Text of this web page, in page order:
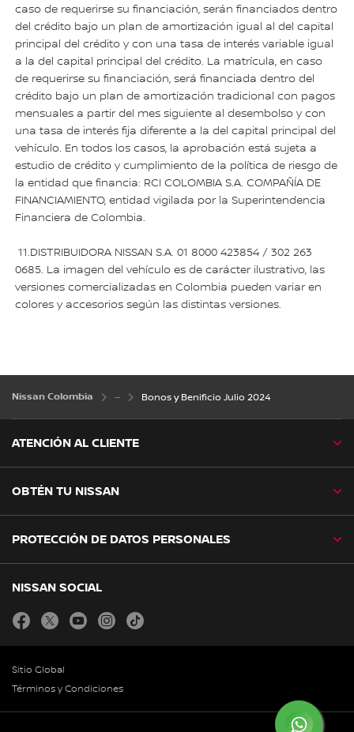
caso de requerirse su financiación, serán financiados dentro
del crédito bajo un plan de amortización igual al del capital
principal del crédito y con una tasa de interés variable igual
a la del capital principal del crédito. La matrícula, en caso
de requerirse su financiación, será financiada dentro del
crédito bajo un plan de amortización tradicional con pagos
mensuales a partir del mes siguiente al desembolso y con
una tasa de interés fija diferente a la del capital principal del
vehículo. En todos los casos, la aprobación está sujeta a
estudio de crédito y cumplimiento de la política de riesgo de
la entidad que financia: RCI COLOMBIA S.A. COMPAÑÍA DE
FINANCIAMIENTO, entidad vigilada por la Superintendencia
Financiera de Colombia.
11.DISTRIBUIDORA NISSAN S.A. 01 8000 423854 / 302 263
0685. La imagen del vehículo es de carácter ilustrativo, las
versiones comercializadas en Colombia pueden variar en
colores y accesorios según las distintas versiones.
Nissan Colombia Bonos y Benificio Julio 2024
ATENCIÓN AL CLIENTE
OBTÉN TU NISSAN
PROTECCIÓN DE DATOS PERSONALES
NISSAN SOCIAL
facebooktwitter youtube instagram
Sitio Global
Términos y Condiciones